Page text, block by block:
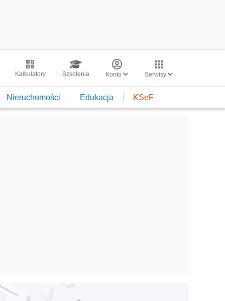
Kalkulatory Szkolenia Konto Serwisy
Nieruchomości Edukacja KSeF